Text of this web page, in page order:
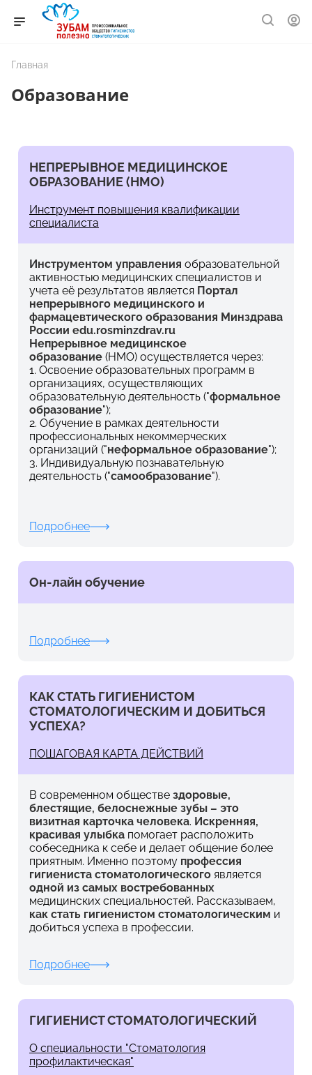
Образование
Главная
НЕПРЕРЫВНОЕ МЕДИЦИНСКОЕ
ОБРАЗОВАНИЕ (НМО)
Инструмент повышения квалификации
специалиста
Инструментом управления образовательной
активностью медицинских специалистов и
учета её результатов является Портал
непрерывного медицинского и
фармацевтического образования Минздрава
России edu.rosminzdrav.ru
Непрерывное медицинское
образование (НМО) осуществляется через:
1. Освоение образовательных программ в
организациях, осуществляющих
образовательную деятельность ("формальное
образование");
2. Обучение в рамках деятельности
профессиональных некоммерческих
организаций ("неформальное образование");
3. Индивидуальную познавательную
деятельность ("самообразование").
Подробнее
Он-лайн обучение
Подробнее
КАК СТАТЬ ГИГИЕНИСТОМ
СТОМАТОЛОГИЧЕСКИМ И ДОБИТЬСЯ
УСПЕХА?
ПОШАГОВАЯ КАРТА ДЕЙСТВИЙ
В современном обществе здоровые,
блестящие, белоснежные зубы – это
визитная карточка человека. Искренняя,
красивая улыбка помогает расположить
собеседника к себе и делает общение более
приятным. Именно поэтому профессия
гигиениста стоматологического является
одной из самых востребованных
медицинских специальностей. Рассказываем,
как стать гигиенистом стоматологическим и
добиться успеха в профессии.
Подробнее
ГИГИЕНИСТ СТОМАТОЛОГИЧЕСКИЙ
О специальности "Стоматология
профилактическая"